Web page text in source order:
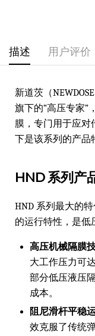
描述 用户评价
新道茨（NEWDOSE
旗下的“高压专家”
膜，专门用于应对
下是该系列的产品
HND 系列产
HND 系列最大的
的运行特性，是低
高压机械隔膜
大工作压力可
部分低压液压
成本。
阻尼滑杆平稳
效克服了传统